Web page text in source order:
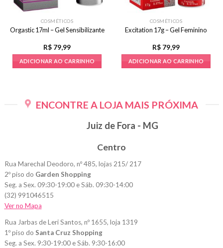
COSMÉTICOS
Orgastic 17ml – Gel Sensibilizante
R$ 79,99
ADICIONAR AO CARRINHO
COSMÉTICOS
Excitation 17g – Gel Feminino
R$ 79,99
ADICIONAR AO CARRINHO
ENCONTRE A LOJA MAIS PRÓXIMA
Juiz de Fora - MG
Centro
Rua Marechal Deodoro, nº 485, lojas 215/ 217
2º piso do Garden Shopping
Seg. a Sex. 09:30-19:00 e Sáb. 09:30-14:00
(32) 991046515
Ver no Mapa
Rua Jarbas de Leri Santos, nº 1655, loja 1319
1º piso do Santa Cruz Shopping
Seg. a Sex. 9:30-19:00 e Sáb. 9:30-16:00